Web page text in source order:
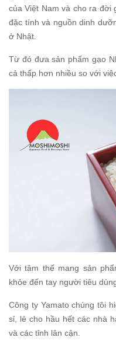
của Việt Nam và cho ra đời
đặc tính và nguồn dinh
ở Nhật.
Từ đó đưa sản phẩm gạo
cả thấp hơn nhiều so với
Với tâm thế mang sản
khỏe đến tay người tiêu
Công ty Yamato chúng tôi
sỉ, lẻ cho hầu hết các nhà
và các tỉnh lân cận.